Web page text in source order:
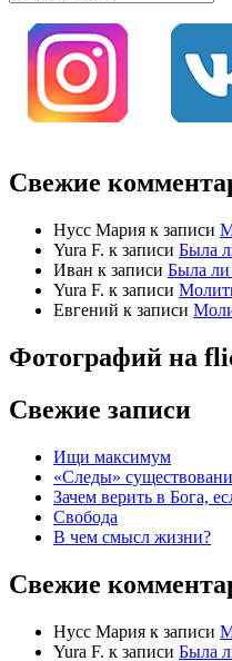
Свежие
Нусс Мария к записи
Yura F. к записи Была
Иван к записи Была ли
Yura F. к записи
Евгений к записи
Фотографий на
Свежие записи
Ищи максимум
«Следы»
Зачем верить в Бога,
Свобода
В чем смысл жизни?
Свежие
Нусс Мария к записи
Yura F. к записи Была